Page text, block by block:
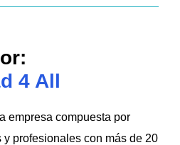
4 All
empresa compuesta por
y profesionales con más de 20